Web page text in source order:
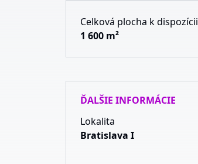
Celková plocha k dispozícii
1 600 m²
ĎALŠIE INFORMÁCIE
Lokalita
Bratislava I